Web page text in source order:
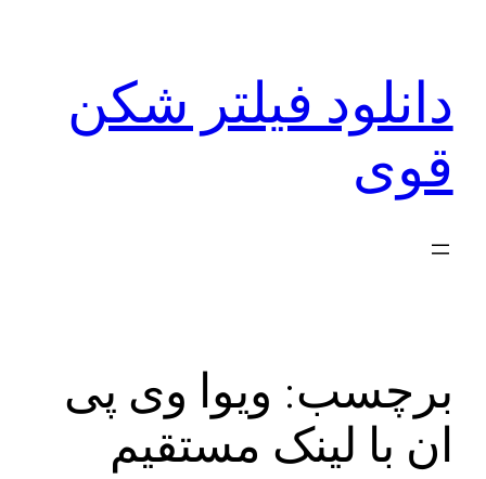
دانلود فیلتر شکن
قوی
برچسب: ویوا وی پی
ان با لینک مستقیم